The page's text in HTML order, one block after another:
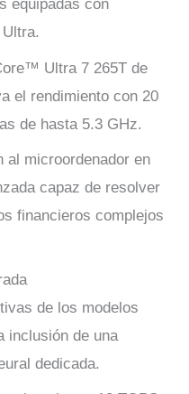
equipadas con
Ultra 7 265T de
el rendimiento con 20
de hasta 5.3 GHz.
al microordenador en
capaz de resolver
financieros complejos
de los modelos
de una
dedicada.